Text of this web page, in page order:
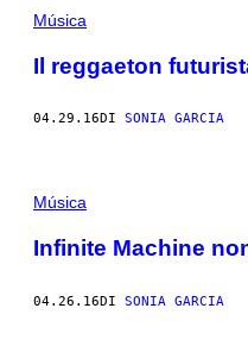
Música
Il reggaeton
04.29.16DI SONIA GARCIA
Música
Infinite Machine
04.26.16DI SONIA GARCIA